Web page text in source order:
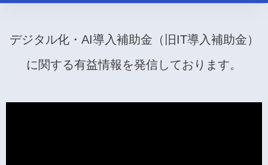
デジタル化・AI導入補助金（旧IT導入補助金）
に関する有益情報を発信しております。